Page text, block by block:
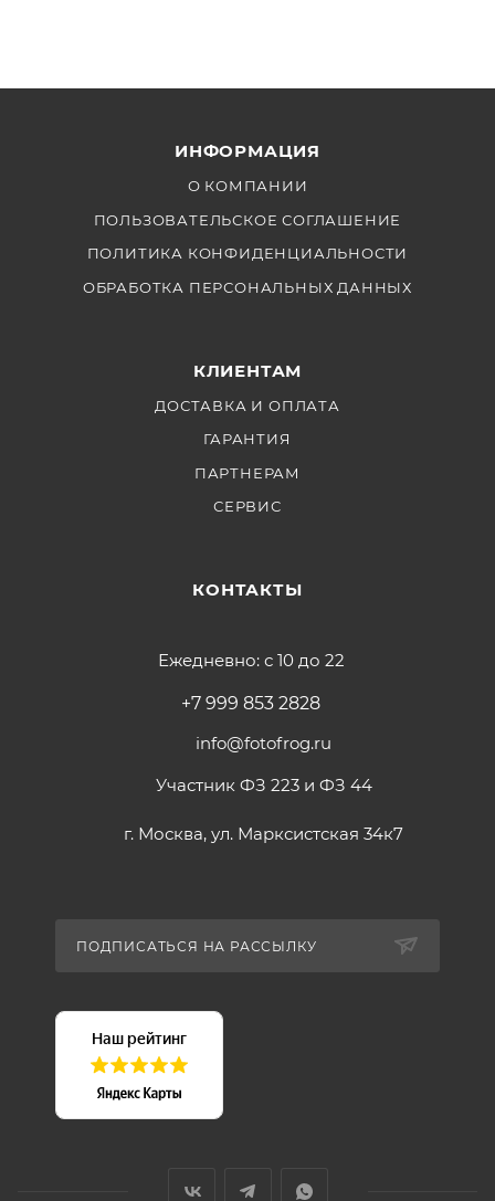
ИНФОРМАЦИЯ
О КОМПАНИИ
ПОЛЬЗОВАТЕЛЬСКОЕ СОГЛАШЕНИЕ
ПОЛИТИКА КОНФИДЕНЦИАЛЬНОСТИ
ОБРАБОТКА ПЕРСОНАЛЬНЫХ ДАННЫХ
КЛИЕНТАМ
ДОСТАВКА И ОПЛАТА
ГАРАНТИЯ
ПАРТНЕРАМ
СЕРВИС
КОНТАКТЫ
Ежедневно: с 10 до 22
+7 999 853 2828
info@fotofrog.ru
Участник ФЗ 223 и ФЗ 44
г. Москва, ул. Марксистская 34к7
ПОДПИСАТЬСЯ НА РАССЫЛКУ